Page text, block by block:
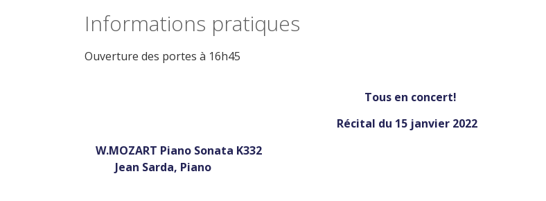
Informations pratiques
Ouverture des portes à 16h45
Tous en concert!
Récital du 15 janvier 2022
W.MOZART Piano Sonata K332
Jean Sarda, Piano